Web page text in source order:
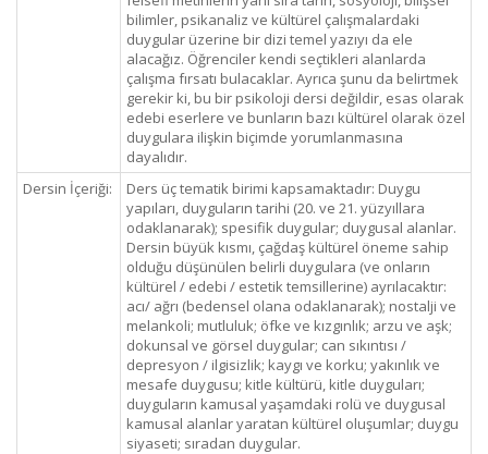
bilimler, psikanaliz ve kültürel çalışmalardaki
duygular üzerine bir dizi temel yazıyı da ele
alacağız. Öğrenciler kendi seçtikleri alanlarda
çalışma fırsatı bulacaklar. Ayrıca şunu da belirtmek
gerekir ki, bu bir psikoloji dersi değildir, esas olarak
edebi eserlere ve bunların bazı kültürel olarak özel
duygulara ilişkin biçimde yorumlanmasına
dayalıdır.
Dersin İçeriği:
Ders üç tematik birimi kapsamaktadır: Duygu
yapıları, duyguların tarihi (20. ve 21. yüzyıllara
odaklanarak); spesifik duygular; duygusal alanlar.
Dersin büyük kısmı, çağdaş kültürel öneme sahip
olduğu düşünülen belirli duygulara (ve onların
kültürel / edebi / estetik temsillerine) ayrılacaktır:
acı/ ağrı (bedensel olana odaklanarak); nostalji ve
melankoli; mutluluk; öfke ve kızgınlık; arzu ve aşk;
dokunsal ve görsel duygular; can sıkıntısı /
depresyon / ilgisizlik; kaygı ve korku; yakınlık ve
mesafe duygusu; kitle kültürü, kitle duyguları;
duyguların kamusal yaşamdaki rolü ve duygusal
kamusal alanlar yaratan kültürel oluşumlar; duygu
siyaseti; sıradan duygular.